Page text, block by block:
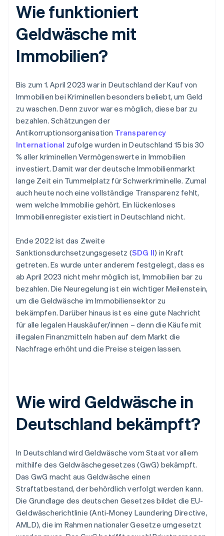
Wie funktioniert
Geldwäsche mit
Immobilien?
Bis zum 1. April 2023 war in Deutschland der Kauf von
Immobilien bei Kriminellen besonders beliebt, um Geld
zu waschen. Denn zuvor war es möglich, diese bar zu
bezahlen. Schätzungen der
Antikorruptionsorganisation Transparency
International zufolge wurden in Deutschland 15 bis 30
% aller kriminellen Vermögenswerte in Immobilien
investiert. Damit war der deutsche Immobilienmarkt
lange Zeit ein Tummelplatz für Schwerkriminelle. Zumal
auch heute noch eine vollständige Transparenz fehlt,
wem welche Immobilie gehört. Ein lückenloses
Immobilienregister existiert in Deutschland nicht.
Ende 2022 ist das Zweite
Sanktionsdurchsetzungsgesetz (SDG II) in Kraft
getreten. Es wurde unter anderem festgelegt, dass es
ab April 2023 nicht mehr möglich ist, Immobilien bar zu
bezahlen. Die Neuregelung ist ein wichtiger Meilenstein,
um die Geldwäsche im Immobiliensektor zu
bekämpfen. Darüber hinaus ist es eine gute Nachricht
für alle legalen Hauskäufer/innen – denn die Käufe mit
illegalen Finanzmitteln haben auf dem Markt die
Nachfrage erhöht und die Preise steigen lassen.
Wie wird Geldwäsche in
Deutschland bekämpft?
In Deutschland wird Geldwäsche vom Staat vor allem
mithilfe des Geldwäschegesetzes (GwG) bekämpft.
Das GwG macht aus Geldwäsche einen
Straftatbestand, der behördlich verfolgt werden kann.
Die Grundlage des deutschen Gesetzes bildet die EU-
Geldwäscherichtlinie (Anti-Money Laundering Directive,
AMLD), die im Rahmen nationaler Gesetze umgesetzt